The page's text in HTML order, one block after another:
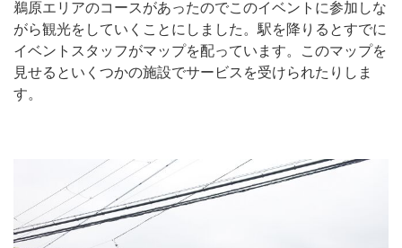
鵜原エリアのコースがあったのでこのイベントに参加しな
がら観光をしていくことにしました。駅を降りるとすでに
イベントスタッフがマップを配っています。このマップを
見せるといくつかの施設でサービスを受けられたりしま
す。